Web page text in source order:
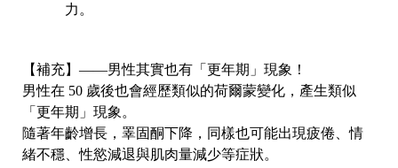
力。
【補充】——男性其實也有「更年期」現象！
男性在 50 歲後也會經歷類似的荷爾蒙變化，產生類似
「更年期」現象。
隨著年齡增長，睪固酮下降，同樣也可能出現疲倦、情
緒不穩、性慾減退與肌肉量減少等症狀。